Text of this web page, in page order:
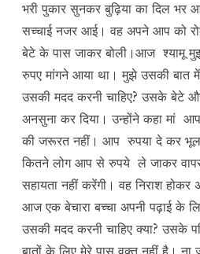
भरी पुकार सुनकर बुढ़िया का दिल
सच्चाई नजर आई। वह अपने आप को
बेटे के पास जाकर बोली।आज श्यामू
रुपए मांगने आया था। मुझे उसकी बात
उसकी मदद करनी चाहिए? उसके बेटे
अनसुना कर दिया। उन्होंने कहा मां
की जरूरत नहीं। आप रुपया दे कर भूल
कितने लोग आप से रुपये ले जाकर
सहायता नहीं करेंगी। वह निराश
आज एक बेचारा बच्चा अपनी पढ़ाई के
उसकी मदद करनी चाहिए क्या? उसके